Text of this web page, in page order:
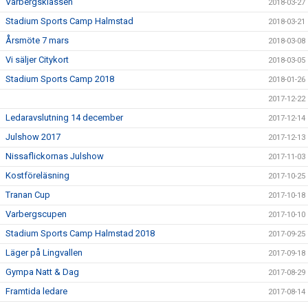
2018-03-27
Stadium Sports Camp Halmstad 2018-03-21
Årsmöte 7 mars 2018-03-08
Vi säljer Citykort 2018-03-05
Stadium Sports Camp 2018 2018-01-26
2017-12-22
Ledaravslutning 14 december 2017-12-14
Julshow 2017 2017-12-13
Nissaflickornas Julshow 2017-11-03
Kostföreläsning 2017-10-25
Tranan Cup 2017-10-18
Varbergscupen 2017-10-10
Stadium Sports Camp Halmstad 2018 2017-09-25
Läger på Lingvallen 2017-09-18
Gympa Natt & Dag 2017-08-29
Framtida ledare 2017-08-14